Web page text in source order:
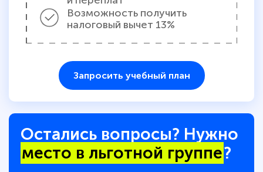
Возможность получить
налоговый вычет 13%
Запросить учебный план
Остались вопросы? Нужно
место в льготной группе?